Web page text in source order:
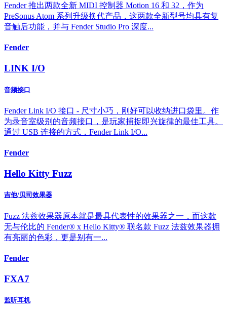
Fender 推出两款全新 MIDI 控制器 Motion 16 和 32，作为
PreSonus Atom 系列升级换代产品，这两款全新型号均具有复
音触后功能，并与 Fender Studio Pro 深度...
Fender
LINK I/O
音频接口
Fender Link I/O 接口 - 尺寸小巧，刚好可以收纳进口袋里。作
为录音室级别的音频接口，是玩家捕捉即兴旋律的最佳工具。
通过 USB 连接的方式，Fender Link I/O...
Fender
Hello Kitty Fuzz
吉他/贝司效果器
Fuzz 法兹效果器原本就是最具代表性的效果器之一，而这款
无与伦比的 Fender® x Hello Kitty® 联名款 Fuzz 法兹效果器拥
有亮丽的色彩，更是别有一...
Fender
FXA7
监听耳机